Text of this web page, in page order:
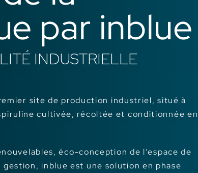
par inblue
INDUSTRIELLE
site de production industriel, situé à
cultivée, récoltée et conditionnée en
éco-conception de l’espace de
inblue est une solution en phase